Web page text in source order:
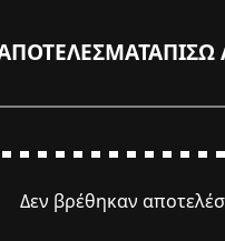
ΠΙΣΩ
Δεν βρέθηκαν